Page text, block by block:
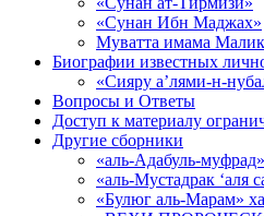
«Сунан Ибн Маджах»
Муватта имама
Биографии известных
«Сияру а’лями-н-
Вопросы и Ответы
Доступ к материалу
Другие сборники
«аль-Адабуль-
«аль-Мустадрак ‘аля
«Булюг аль-Марам»